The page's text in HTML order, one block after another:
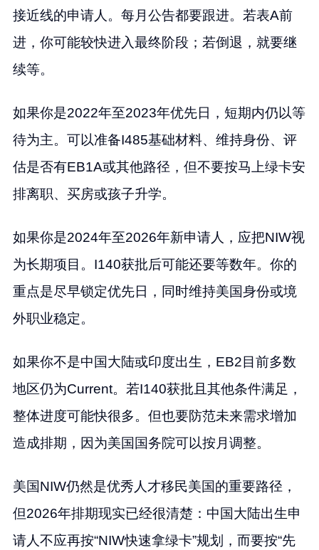
接近线的申请人。每月公告都要跟进。若表A前
进，你可能较快进入最终阶段；若倒退，就要继
续等。
如果你是2022年至2023年优先日，短期内仍以等
待为主。可以准备I485基础材料、维持身份、评
估是否有EB1A或其他路径，但不要按马上绿卡安
排离职、买房或孩子升学。
如果你是2024年至2026年新申请人，应把NIW视
为长期项目。I140获批后可能还要等数年。你的
重点是尽早锁定优先日，同时维持美国身份或境
外职业稳定。
如果你不是中国大陆或印度出生，EB2目前多数
地区仍为Current。若I140获批且其他条件满足，
整体进度可能快很多。但也要防范未来需求增加
造成排期，因为美国国务院可以按月调整。
美国NIW仍然是优秀人才移民美国的重要路径，
但2026年排期现实已经很清楚：中国大陆出生申
请人不应再按“NIW快速拿绿卡”规划，而要按“先